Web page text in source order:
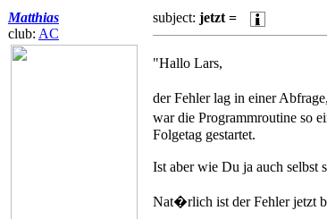
Matthias
club: AC
subject: jetzt =
"Hallo Lars,
der Fehler lag in einer
war die Programmroutine so
Folgetag gestartet.
Ist aber wie Du ja auch selbst
Nat�rlich ist der Fehler jetzt